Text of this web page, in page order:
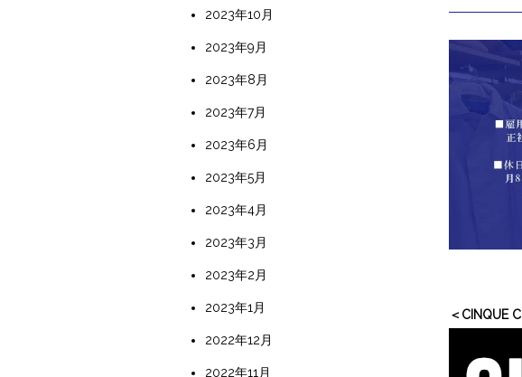
＜CINQUE
2023年10月
2023年9月
2023年8月
2023年7月
2023年6月
2023年5月
2023年4月
2023年3月
2023年2月
2023年1月
2022年12月
2022年11月